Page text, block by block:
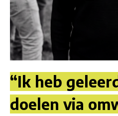
“Ik heb
doelen via